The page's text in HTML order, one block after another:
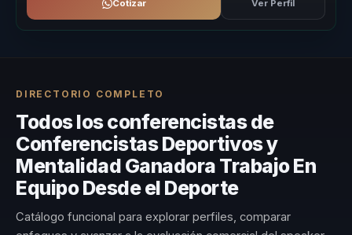
Cotizar Ver Perfil
DIRECTORIO COMPLETO
Todos los conferencistas de
Conferencistas Deportivos y
Mentalidad Ganadora Trabajo En
Equipo Desde el Deporte
Catálogo funcional para explorar perfiles, comparar